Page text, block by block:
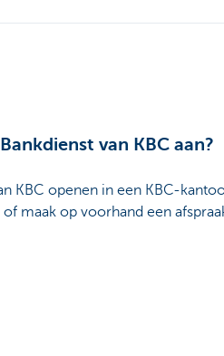
van KBC aan?
KBC openen in een KBC-
maak op voorhand een